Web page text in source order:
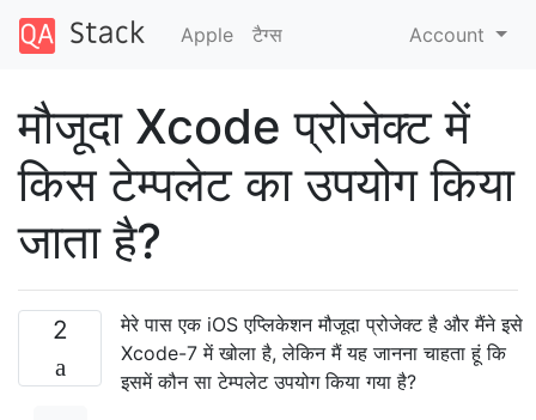
Apple टैग्‍स Account
मौजूदा Xcode प्रोजेक्ट में
किस टेम्पलेट का उपयोग किया
जाता है?
2
मेरे पास एक iOS एप्लिकेशन मौजूदा प्रोजेक्ट है और मैंने इसे
Xcode-7 में खोला है, लेकिन मैं यह जानना चाहता हूं कि
इसमें कौन सा टेम्पलेट उपयोग किया गया है?